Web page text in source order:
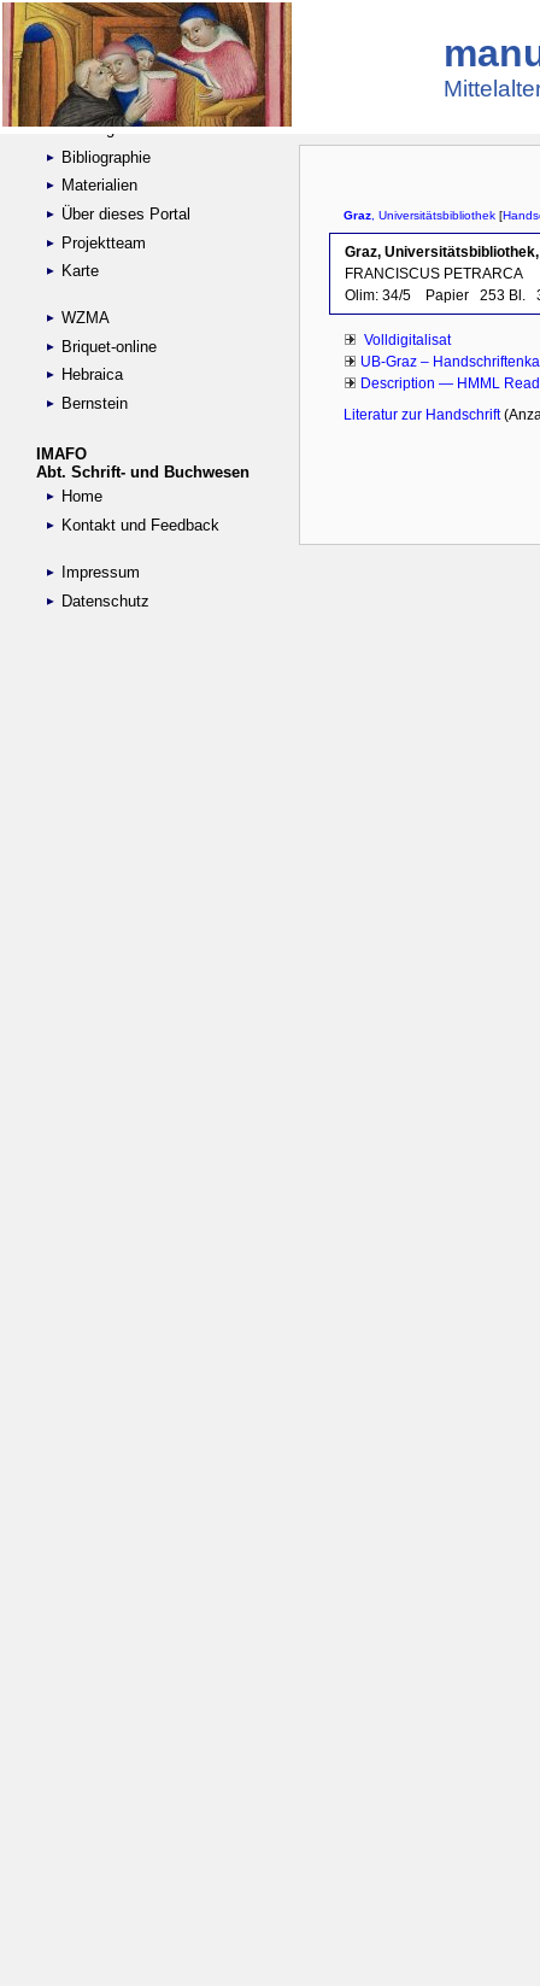
Suche
Handschriftensammlungen
Digitalisierte Handschriften
Kataloge
Bibliographie
Materialien
Über dieses Portal
Projektteam
Karte
WZMA
Briquet-online
Hebraica
Bernstein
IMAFO
Abt. Schrift- und Buchwesen
Home
Kontakt und Feedback
Impressum
Datenschutz